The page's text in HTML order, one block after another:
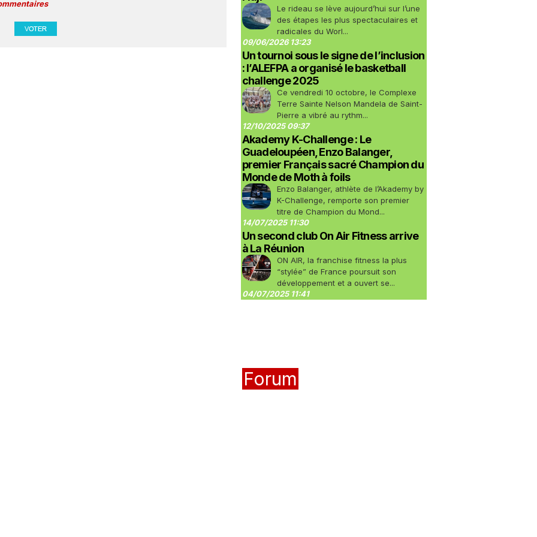
Le rideau se lève aujourd’hui sur l’une
des étapes les plus spectaculaires et
radicales du Worl...
09/06/2026 13:23
Un tournoi sous le signe de l’inclusion
: l’ALEFPA a organisé le basketball
challenge 2025
Ce vendredi 10 octobre, le Complexe
Terre Sainte Nelson Mandela de Saint-
Pierre a vibré au rythm...
12/10/2025 09:37
Akademy K-Challenge : Le
Guadeloupéen, Enzo Balanger,
premier Français sacré Champion du
Monde de Moth à foils
Enzo Balanger, athlète de l’Akademy by
K-Challenge, remporte son premier
titre de Champion du Mond...
14/07/2025 11:30
Un second club On Air Fitness arrive
à La Réunion
ON AIR, la franchise fitness la plus
“stylée” de France poursuit son
développement et a ouvert se...
04/07/2025 11:41
Forum